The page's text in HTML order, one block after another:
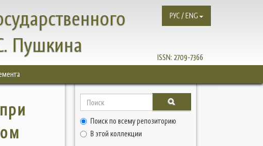
Пушкина
ISSN: 2709-7366
РУС / ENG
Поиск по всему репозиторию
В этой коллекции